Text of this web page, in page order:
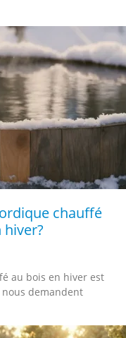
chauffé
au bois en hiver est
demandent